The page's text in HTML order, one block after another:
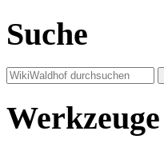
Suche
Werkzeuge